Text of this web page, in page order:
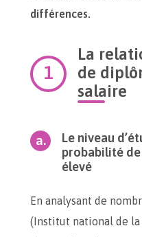
différences.
La
de
salaire
Le niveau
probabilité
élevé
En analysant de
(Institut national de